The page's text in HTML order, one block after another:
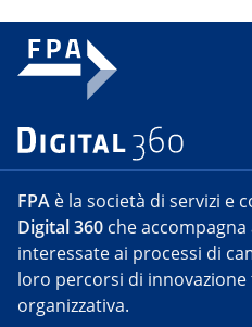
FPA è la società di servizi e
Digital 360 che
interessate ai processi di
loro percorsi di
organizzativa.